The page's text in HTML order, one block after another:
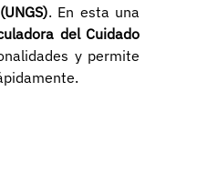
. En esta una
del Cuidado
y permite